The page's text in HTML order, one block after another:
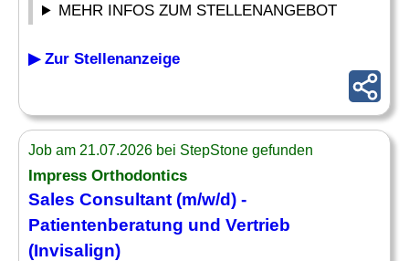
MEHR INFOS ZUM STELLENANGEBOT
▶ Zur Stellenanzeige
Job am 21.07.2026 bei StepStone gefunden
Impress Orthodontics
Sales Consultant (m/w/d) -
Patientenberatung und Vertrieb
(Invisalign)